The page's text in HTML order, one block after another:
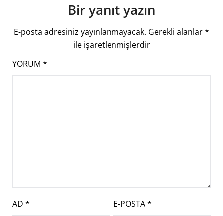
Bir yanıt yazın
E-posta adresiniz yayınlanmayacak. Gerekli alanlar*
ile işaretlenmişlerdir
YORUM *
AD * E-POSTA*